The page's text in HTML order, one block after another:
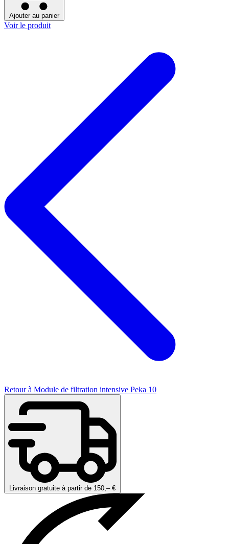
Ajouter au panier
Voir le produit
Retour à Module de filtration intensive Peka 10
Livraison gratuite à partir de 150,– €